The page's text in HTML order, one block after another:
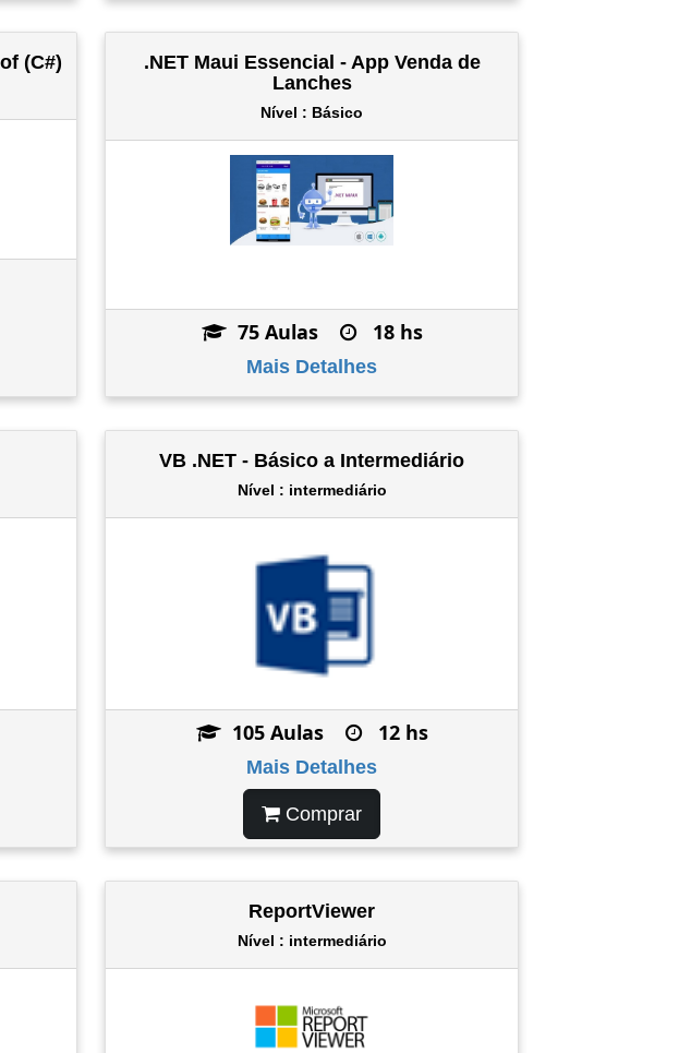
(C#)
.NET Maui Essencial - App Venda de
Lanches
Nível : Básico
75 Aulas 18 hs
Mais Detalhes
VB .NET - Básico a Intermediário
Nível : intermediário
105 Aulas 12 hs
Mais Detalhes
Comprar
ReportViewer
Nível : intermediário